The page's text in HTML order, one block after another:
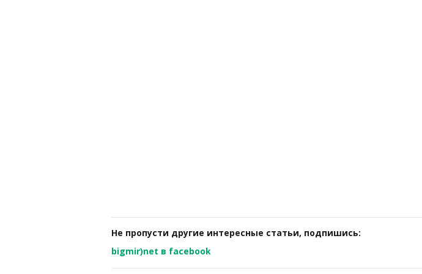
Не пропусти другие интересные статьи, подпишись:
bigmir)net в facebook